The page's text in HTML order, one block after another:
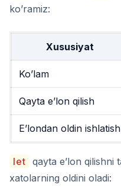
ko’ramiz:
Xususiyat
Ko’lam
Qayta e’lon qilish
E’londan oldin ishlatish
let qayta e’lon
xatolarning oldini oladi: